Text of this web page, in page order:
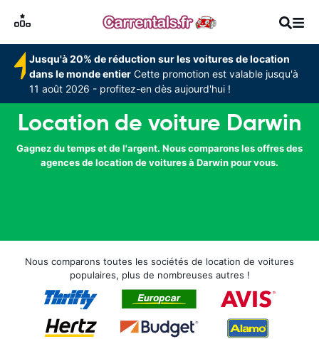
Jusqu'à 20% de réduction sur les voitures de location
dans le monde entier Cette promotion est valable jusqu'à
11 août 2026 - profitez-en dès aujourd'hui !
Location de voiture Darwin
Gagnez du temps et de l'argent. Nous comparons les offres des
agences de location de voitures à Darwin pour vous.
Nous comparons toutes les sociétés de location de voitures
populaires, plus de nombreuses autres !